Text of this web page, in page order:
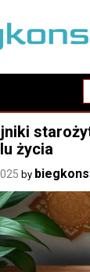
życia
by